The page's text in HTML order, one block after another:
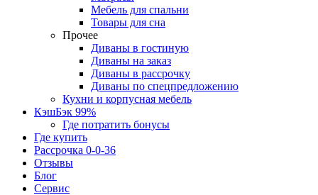
Мебель для спальни
Товары для сна
Прочее
Диваны в гостиную
Диваны на заказ
Диваны в рассрочку
Диваны по спецпредложению
Кухни и корпусная мебель
КэшБэк 99%
Где потратить бонусы
Где купить
Рассрочка 0-0-36
Отзывы
Блог
Сервис